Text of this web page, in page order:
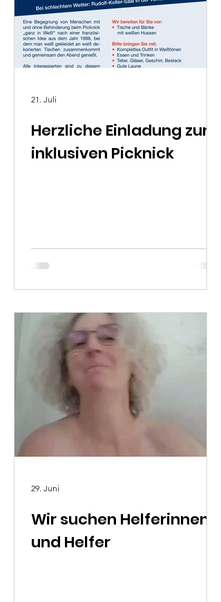
Herzliche Einladung zum
inklusiven Picknick
21. Juli
Wir suchen Helferinnen
und Helfer
29. Juni